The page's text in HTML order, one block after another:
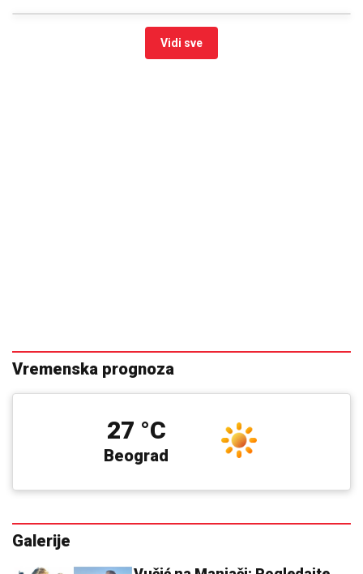
Vidi sve
Vremenska prognoza
Beograd
27 °C
Galerije